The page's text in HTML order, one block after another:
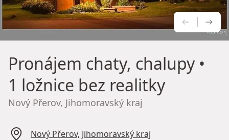
Pronájem chaty, chalupy•
1 ložnice bez realitky
Nový Přerov, Jihomoravský kraj
Nový Přerov, Jihomoravský kraj